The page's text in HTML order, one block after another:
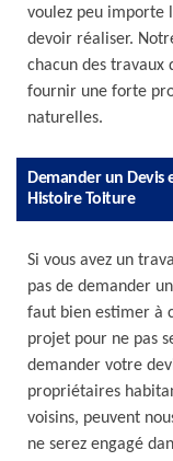
voulez peu importe
devoir réaliser.
chacun des travaux
fournir une forte
naturelles.
Demander un
Histoire Toiture
Si vous avez un
pas de demander
faut bien estimer à
projet pour ne pas
demander votre
propriétaires
voisins, peuvent
ne serez engagé